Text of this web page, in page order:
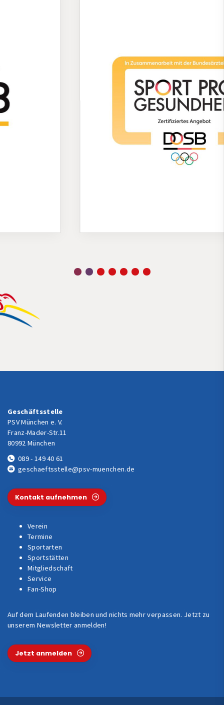
Geschäftsstelle
PSV München e. V.
Franz-Mader-Str.11
80992 München
089 - 149 40 61
geschaeftsstelle@psv-muenchen.de
Kontakt aufnehmen
Verein
Termine
Sportarten
Sportstätten
Mitgliedschaft
Service
Fan-Shop
Auf dem Laufenden bleiben und nichts mehr verpassen. Jetzt zu
unserem Newsletter anmelden!
Jetzt anmelden